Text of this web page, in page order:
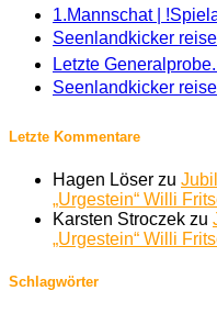
1.Mannschat |
Seenlandkicker
Letzte
Seenlandkicker
Letzte Kommentare
Hagen Löser zu
„Urgestein“ Willi
Karsten Stroczek zu
„Urgestein“ Willi
Schlagwörter